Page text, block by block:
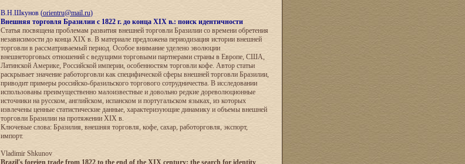
В.Н.Шкунов (orientru@mail.ru)
Внешняя торговля Бразилии с 1822 г. до конца XIX в.: поиск идентичности
Статья посвящена проблемам развития внешней торговли Бразилии со времени обретения
независимости до конца XIX в. В материале предложена периодизация истории внешней
торговли в рассматриваемый период. Особое внимание уделено эволюции
внешнеторговых отношений с ведущими торговыми партнерами страны в Европе, США,
Латинской Америке, Российской империи, особенностям торговли кофе. Автор статьи
раскрывает значение работорговли как специфической сферы внешней торговли Бразилии,
приводит примеры российско-бразильского торгового сотрудничества. В исследовании
использованы преимущественно малоизвестные и довольно редкие дореволюционные
источники на русском, английском, испанском и португальском языках, из которых
извлечены ценные статистические данные, характеризующие динамику и объемы внешней
торговли Бразилии на протяжении XIX в.
Ключевые слова: Бразилия, внешняя торговля, кофе, сахар, работорговля, экспорт,
импорт.
Vladimir Shkunov
Brazil's foreign trade from 1822 to the end of the XIX century: the search for identity